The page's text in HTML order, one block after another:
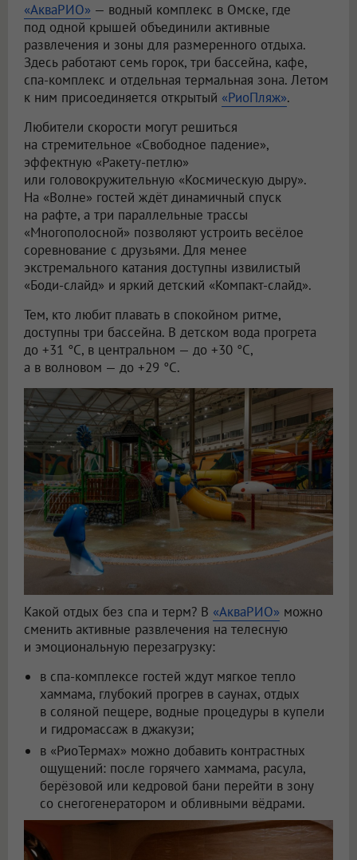
«АкваРИО» — водный комплекс в Омске, где
под одной крышей объединили активные
развлечения и зоны для размеренного отдыха.
Здесь работают семь горок, три бассейна, кафе,
спа-комплекс и отдельная термальная зона. Летом
к ним присоединяется открытый «РиоПляж».
Любители скорости могут решиться
на стремительное «Свободное падение»,
эффектную «Ракету-петлю»
или головокружительную «Космическую дыру».
На «Волне» гостей ждёт динамичный спуск
на рафте, а три параллельные трассы
«Многополосной» позволяют устроить весёлое
соревнование с друзьями. Для менее
экстремального катания доступны извилистый
«Боди-слайд» и яркий детский «Компакт-слайд».
Тем, кто любит плавать в спокойном ритме,
доступны три бассейна. В детском вода прогрета
до +31 °C, в центральном — до +30 °C,
а в волновом — до +29 °C.
Какой отдых без спа и терм? В «АкваРИО» можно
сменить активные развлечения на телесную
и эмоциональную перезагрузку:
в спа-комплексе гостей ждут мягкое тепло
хаммама, глубокий прогрев в саунах, отдых
в соляной пещере, водные процедуры в купели
и гидромассаж в джакузи;
в «РиоТермах» можно добавить контрастных
ощущений: после горячего хаммама, расула,
берёзовой или кедровой бани перейти в зону
со снегогенератором и обливными вёдрами.